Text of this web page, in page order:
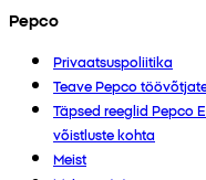
Pepco
Privaatsuspoliitika
Teave Pepco
Täpsed reeglid Pepco
võistluste kohta
Meist